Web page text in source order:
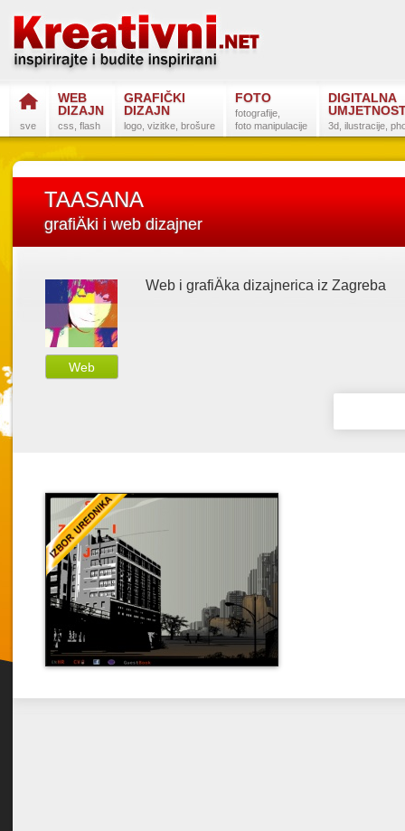
sve
WEB
DIZAJN
css, flash
GRAFIČKI
DIZAJN
logo, vizitke, brošure
FOTO
fotografije,
foto manipulacije
DIGITALNA
3d, ilustracije,
TAASANA
grafiÄki i web dizajner
Web
Web i grafiÄka dizajnerica iz Zagreba